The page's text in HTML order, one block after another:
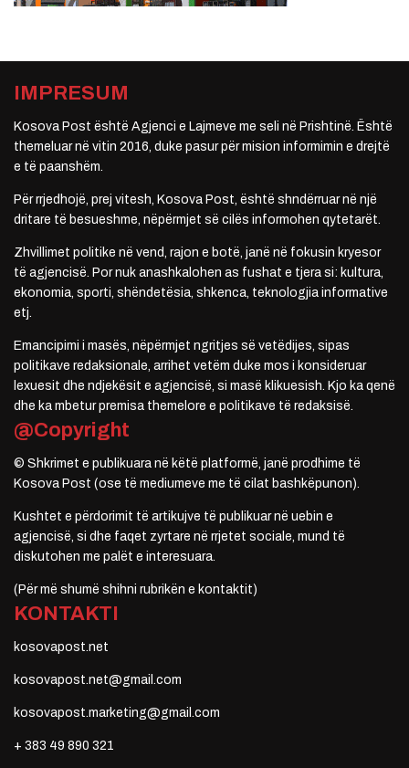
IMPRESUM
Kosova Post është Agjenci e Lajmeve me seli në Prishtinë. Është
themeluar në vitin 2016, duke pasur për mision informimin e drejtë
e të paanshëm.
Për rrjedhojë, prej vitesh, Kosova Post, është shndërruar në një
dritare të besueshme, nëpërmjet së cilës informohen qytetarët.
Zhvillimet politike në vend, rajon e botë, janë në fokusin kryesor
të agjencisë. Por nuk anashkalohen as fushat e tjera si: kultura,
ekonomia, sporti, shëndetësia, shkenca, teknologjia informative
etj.
Emancipimi i masës, nëpërmjet ngritjes së vetëdijes, sipas
politikave redaksionale, arrihet vetëm duke mos i konsideruar
lexuesit dhe ndjekësit e agjencisë, si masë klikuesish. Kjo ka qenë
dhe ka mbetur premisa themelore e politikave të redaksisë.
@Copyright
© Shkrimet e publikuara në këtë platformë, janë prodhime të
Kosova Post (ose të mediumeve me të cilat bashkëpunon).
Kushtet e përdorimit të artikujve të publikuar në uebin e
agjencisë, si dhe faqet zyrtare në rrjetet sociale, mund të
diskutohen me palët e interesuara.
(Për më shumë shihni rubrikën e kontaktit)
KONTAKTI
kosovapost.net
kosovapost.net@gmail.com
kosovapost.marketing@gmail.com
+ 383 49 890 321